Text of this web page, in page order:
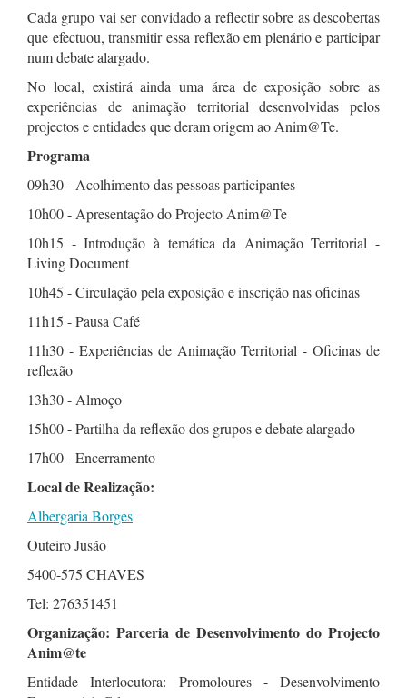
Cada grupo vai ser convidado a reflectir sobre as descobertas
que efectuou, transmitir essa reflexão em plenário e participar
num debate alargado.
No local, existirá ainda uma área de exposição sobre as
experiências de animação territorial desenvolvidas pelos
projectos e entidades que deram origem ao Anim@Te.
Programa
09h30 - Acolhimento das pessoas participantes
10h00 - Apresentação do Projecto Anim@Te
10h15 - Introdução à temática da Animação Territorial -
Living Document
10h45 - Circulação pela exposição e inscrição nas oficinas
11h15 - Pausa Café
11h30 - Experiências de Animação Territorial - Oficinas de
reflexão
13h30 - Almoço
15h00 - Partilha da reflexão dos grupos e debate alargado
17h00 - Encerramento
Local de Realização:
Albergaria Borges
Outeiro Jusão
5400-575 CHAVES
Tel: 276351451
Organização: Parceria de Desenvolvimento do Projecto
Anim@te
Entidade Interlocutora: Promoloures - Desenvolvimento